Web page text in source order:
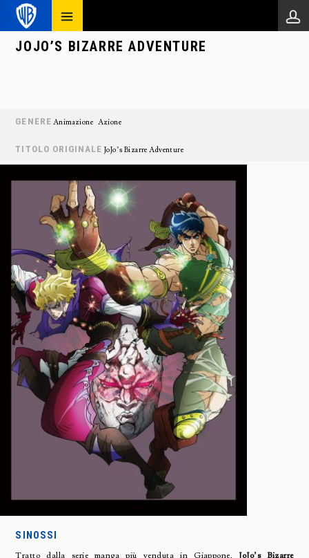
JOJO’S BIZARRE ADVENTURE
GENERE Animazione Azione
TITOLO ORIGINALE JoJo’s Bizarre Adventure
SINOSSI
Tratto dalla serie manga più venduta in Giappone, JoJo’s Bizarre